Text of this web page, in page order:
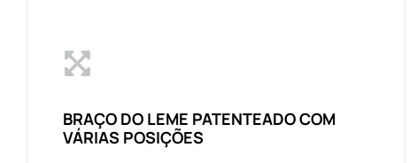
BRAÇO DO LEME PATENTEADO COM
VÁRIAS POSIÇÕES